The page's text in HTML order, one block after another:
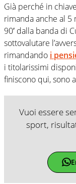
Già perché in
rimanda anche al
90′ dalla banda di
sottovalutare
rimandando i
i titolarissimi
finiscono qui, sono
Vuoi essere
sport,